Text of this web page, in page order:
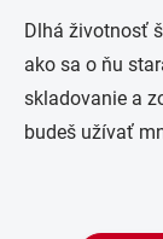
Dlhá životnosť
ako sa o ňu
skladovanie a
budeš užívať